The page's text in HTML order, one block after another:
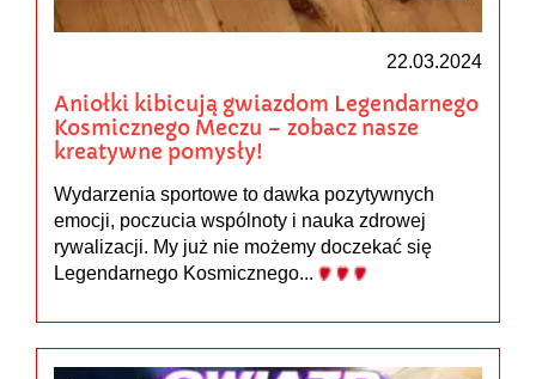
22.03.2024
Aniołki kibicują gwiazdom Legendarnego
Kosmicznego Meczu – zobacz nasze
kreatywne pomysły!
Wydarzenia sportowe to dawka pozytywnych
emocji, poczucia wspólnoty i nauka zdrowej
rywalizacji. My już nie możemy doczekać się
Legendarnego Kosmicznego...